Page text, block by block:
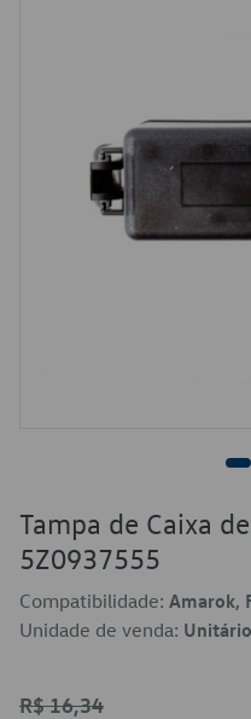
Tampa de Caixa
5Z0937555
Compatibilidade: Amarok,
Unidade de venda:
R$ 16,34